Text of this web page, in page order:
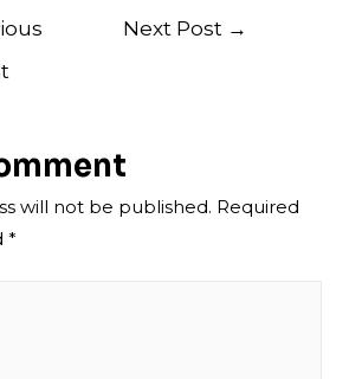
Next Post →
will not be published. Required
*